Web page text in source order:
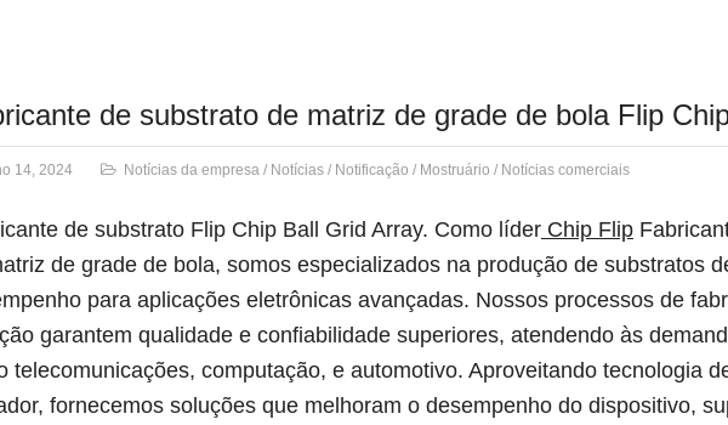
de substrato de matriz de grade de bola Flip
14, 2024 Notícias da empresa / Notícias / Notificação / Mostruário / Notícias comerciais
de substrato Flip Chip Ball Grid Array. Como líder Chip Flip
de grade de bola, somos especializados na produção de substratos
para aplicações eletrônicas avançadas. Nossos processos de
garantem qualidade e confiabilidade superiores, atendendo às
telecomunicações, computação, e automotivo. Aproveitando tecnologia
fornecemos soluções que melhoram o desempenho do dispositivo,